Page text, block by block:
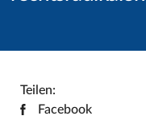
Teilen:
Facebook